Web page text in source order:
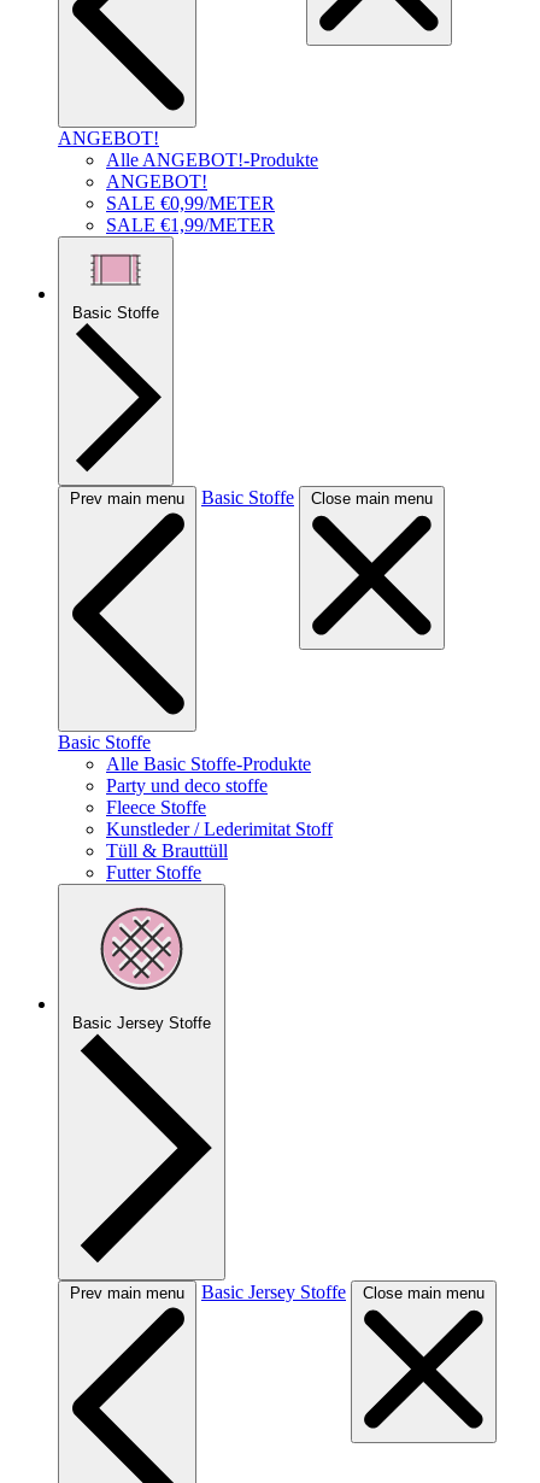
ANGEBOT!
Alle ANGEBOT!-Produkte
ANGEBOT!
SALE €0,99/METER
SALE €1,99/METER
Basic Stoffe
Prev main menu Basic Stoffe Close main menu
Basic Stoffe
Alle Basic Stoffe-Produkte
Party und deco stoffe
Fleece Stoffe
Kunstleder / Lederimitat Stoff
Tüll & Brauttüll
Futter Stoffe
Basic Jersey Stoffe
Prev main menu Basic Jersey Stoffe Close main menu